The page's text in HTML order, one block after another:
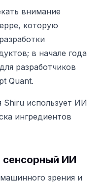
внимание
которую
в начале года
разработчиков
Quant.
Shiru использует ИИ
ингредиентов
сенсорный ИИ
зрения и